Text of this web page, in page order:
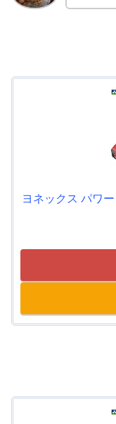
ヨネックス パワ